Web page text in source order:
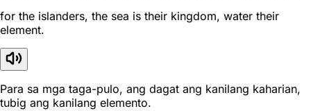
for the islanders, the sea is their kingdom, water their
element.
Para sa mga taga-pulo, ang dagat ang kanilang kaharian,
tubig ang kanilang elemento.